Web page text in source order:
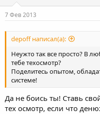
7 Фев 2013
depoff написал(а):
Неужто так все просто? В
тебе техосмотр?
Поделитесь опытом,
системе!
Да не боись ты! Ставь
тех осмотр, если что